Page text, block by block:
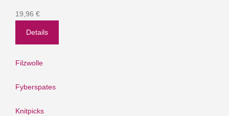
19,96 €
Details
Filzwolle
Fyberspates
Knitpicks